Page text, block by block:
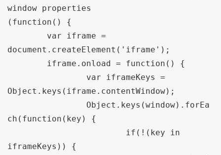
window properties
(function() {
document.createElement('iframe');
Object.keys(iframe.contentWindow);
ch(function(key) {
iframeKeys)) {